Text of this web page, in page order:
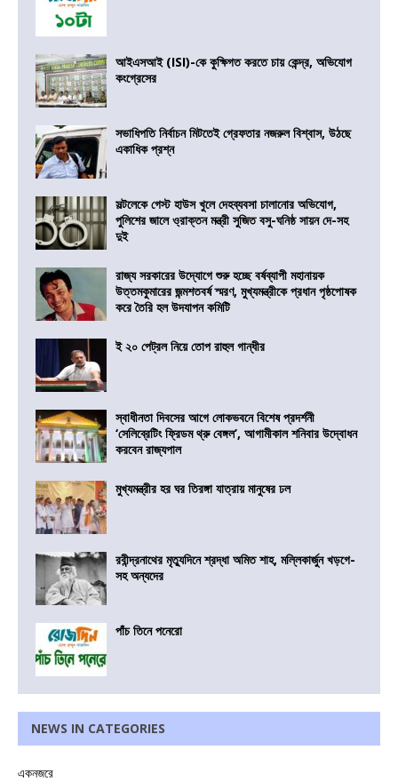
আইএসআই (ISI)-কে কুক্ষিগত করতে চায় কেন্দ্র, অভিযোগ
কংগ্রেসের
সভাধিপতি নির্বাচন মিটতেই গ্রেফতার নজরুল বিশ্বাস, উঠছে
একাধিক প্রশ্ন
সল্টলেকে গেস্ট হাউস খুলে দেহব্যবসা চালানোর অভিযোগ,
পুলিশের জালে ও্রাক্তন মন্ত্রী সুজিত বসু-ঘনিষ্ঠ সায়ন দে-সহ
দুই
রাজ্য সরকারের উদ্যোগে শুরু হচ্ছে বর্ষব্যাপী মহানায়ক
উত্তমকুমারের জন্মশতবর্ষ স্মরণ, মুখ্যমন্ত্রীকে প্রধান পৃষ্ঠপোষক
করে তৈরি হল উদযাপন কমিটি
ই ২০ পেট্রল নিয়ে তোপ রাহুল গান্ধীর
স্বাধীনতা দিবসের আগে লোকভবনে বিশেষ প্রদর্শনী
‘সেলিব্রেটিং ফ্রিডম থ্রু বেঙ্গল’, আগামীকাল শনিবার উদ্বোধন
করবেন রাজ্যপাল
মুখ্যমন্ত্রীর হর ঘর তিরঙ্গা যাত্রায় মানুষের ঢল
রবীন্দ্রনাথের মৃত্যুদিনে শ্রদ্ধা অমিত শাহ, মল্লিকার্জুন খড়গে-
সহ অন্যদের
পাঁচ তিনে পনেরো
NEWS IN CATEGORIES
একনজরে